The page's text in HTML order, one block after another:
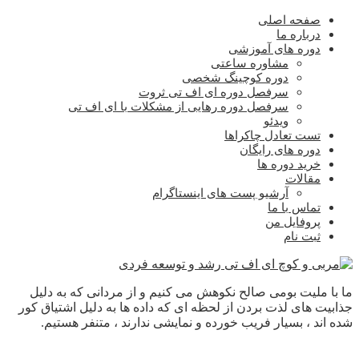
صفحه اصلی
درباره ما
دوره های آموزشی
مشاوره ساعتی
دوره کوچینگ شخصی
سرفصل دوره ای اف تی ثروت
سرفصل دوره رهایی از مشکلات با ای اف تی
ویدئو
تست تعادل چاکراها
دوره های رایگان
خرید دوره ها
مقالات
آرشیو پست های اینستاگرام
تماس با ما
پروفایل من
ثبت نام
ما با ملیت بومی صالح نکوهش می کنیم و از مردانی که به دلیل
جذابیت های لذت بردن از لحظه ای که داده ها به دلیل اشتیاق کور
شده اند ، بسیار فریب خورده و نمایشی ندارند ، متنفر هستیم.